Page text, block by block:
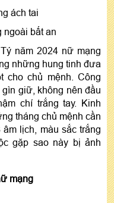
ách tai
ngoài bất an
năm 2024 nữ mạng
những hung tinh đưa
cho chủ mệnh. Công
giữ, không nên đầu
chí trắng tay. Kinh
tháng chủ mệnh cần
lịch, màu sắc trắng
gặp sao này bị ảnh
mạng